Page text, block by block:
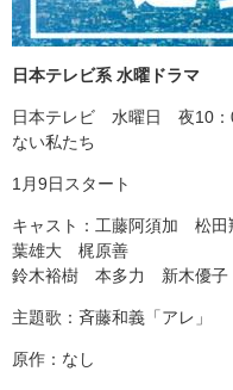
日本テレビ系 水曜ドラマ
日本テレビ 水曜日
ない私たち
1月9日スタ
キャスト：工藤阿須加 松
葉雄大 梶原善
鈴木裕樹 本多力 新木優
主題歌：斉藤和義「アレ」
原作：なし